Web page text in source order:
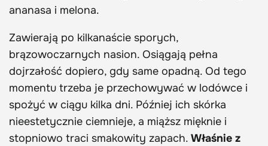
ananasa i melona.
Zawierają po kilkanaście sporych,
brązowoczarnych nasion. Osiągają pełna
dojrzałość dopiero, gdy same opadną. Od tego
momentu trzeba je przechowywać w lodówce i
spożyć w ciągu kilka dni. Później ich skórka
nieestetycznie ciemnieje, a miąższ mięknie i
stopniowo traci smakowity zapach. Właśnie z